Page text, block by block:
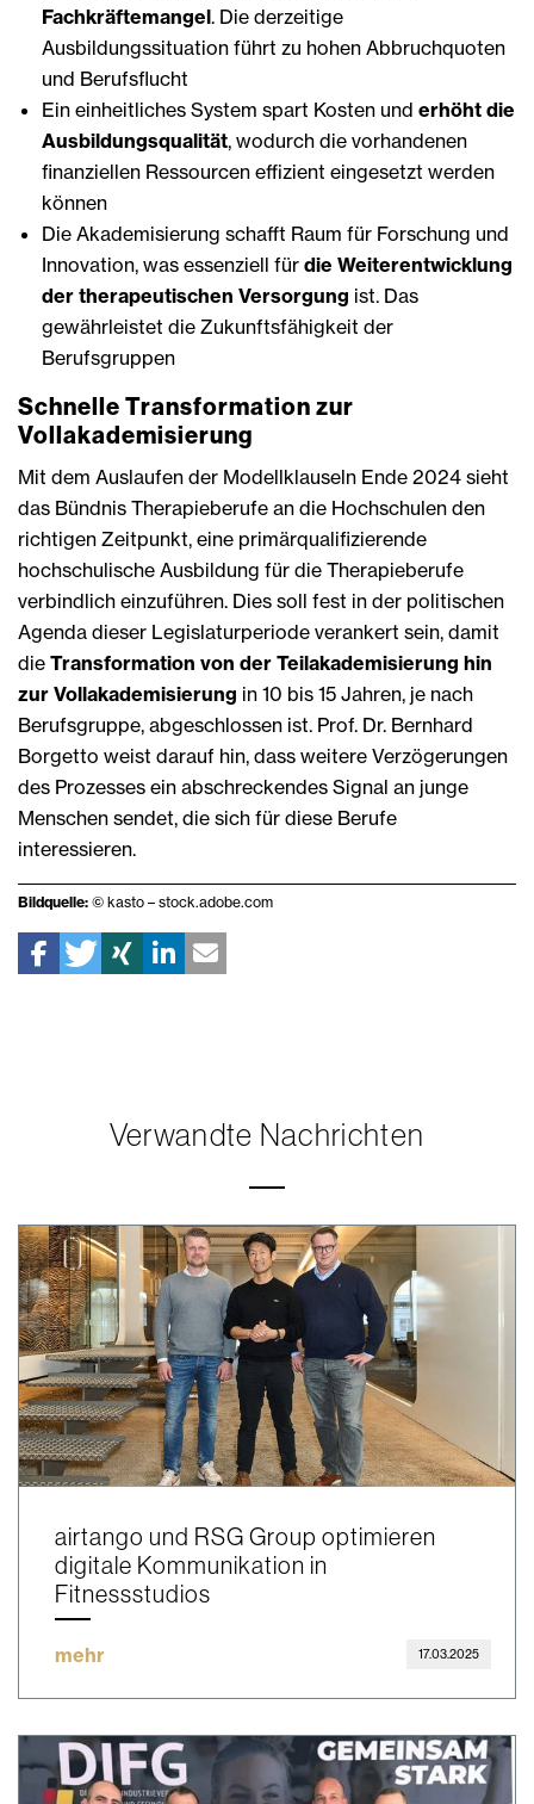
Fachkräftemangel. Die derzeitige
Ausbildungssituation führt zu hohen Abbruchquoten
und Berufsflucht
Ein einheitliches System spart Kosten und erhöht die
Ausbildungsqualität, wodurch die vorhandenen
finanziellen Ressourcen effizient eingesetzt werden
können
Die Akademisierung schafft Raum für Forschung und
Innovation, was essenziell für die Weiterentwicklung
der therapeutischen Versorgung ist. Das
gewährleistet die Zukunftsfähigkeit der
Berufsgruppen
Schnelle Transformation zur
Vollakademisierung
Mit dem Auslaufen der Modellklauseln Ende 2024 sieht
das Bündnis Therapieberufe an die Hochschulen den
richtigen Zeitpunkt, eine primärqualifizierende
hochschulische Ausbildung für die Therapieberufe
verbindlich einzuführen. Dies soll fest in der politischen
Agenda dieser Legislaturperiode verankert sein, damit
die Transformation von der Teilakademisierung hin
zur Vollakademisierung in 10 bis 15 Jahren, je nach
Berufsgruppe, abgeschlossen ist. Prof. Dr. Bernhard
Borgetto weist darauf hin, dass weitere Verzögerungen
des Prozesses ein abschreckendes Signal an junge
Menschen sendet, die sich für diese Berufe
interessieren.
Bildquelle: © kasto – stock.adobe.com
Verwandte Nachrichten
airtango und RSG Group optimieren
digitale Kommunikation in
Fitnessstudios
mehr 17.03.2025